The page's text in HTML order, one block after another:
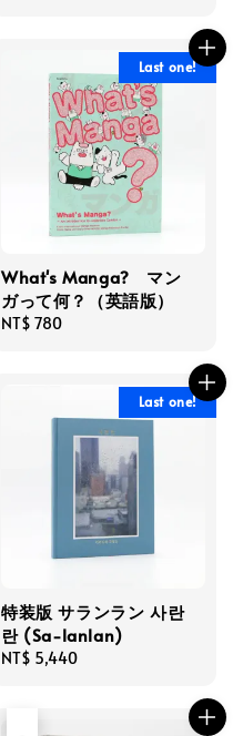
Last one!
What's Manga? マン
ガって何？（英語版）
Regular
NT$ 780
Last one!
特装版 サランラン 사란
란 (Sa-lanlan)
Regular
NT$ 5,440